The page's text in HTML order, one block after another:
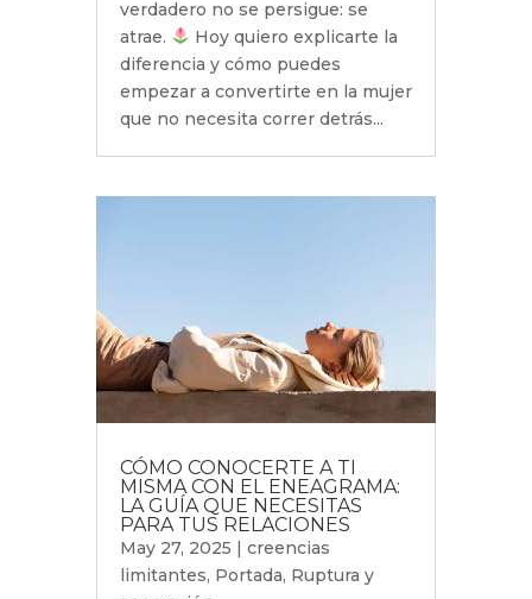
verdadero no se persigue: se
atrae.
Hoy quiero explicarte la
diferencia y cómo puedes
empezar a convertirte en la mujer
que no necesita correr detrás...
CÓMO CONOCERTE A TI
MISMA CON EL ENEAGRAMA:
LA GUÍA QUE NECESITAS
PARA TUS RELACIONES
May 27, 2025 | creencias
limitantes, Portada, Ruptura y